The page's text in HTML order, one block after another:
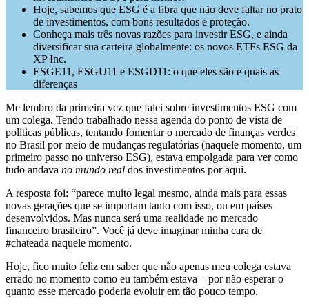
Hoje, sabemos que ESG é a fibra que não deve faltar no prato
de investimentos, com bons resultados e proteção.
Conheça mais três novas razões para investir ESG, e ainda
diversificar sua carteira globalmente: os novos ETFs ESG da
XP Inc.
ESGE11, ESGU11 e ESGD11: o que eles são e quais as
diferenças
Me lembro da primeira vez que falei sobre investimentos ESG com
um colega. Tendo trabalhado nessa agenda do ponto de vista de
políticas públicas, tentando fomentar o mercado de finanças verdes
no Brasil por meio de mudanças regulatórias (naquele momento, um
primeiro passo no universo ESG), estava empolgada para ver como
tudo andava no mundo real dos investimentos por aqui.
A resposta foi: “parece muito legal mesmo, ainda mais para essas
novas gerações que se importam tanto com isso, ou em países
desenvolvidos. Mas nunca será uma realidade no mercado
financeiro brasileiro”. Você já deve imaginar minha cara de
#chateada naquele momento.
Hoje, fico muito feliz em saber que não apenas meu colega estava
errado no momento como eu também estava – por não esperar o
quanto esse mercado poderia evoluir em tão pouco tempo.